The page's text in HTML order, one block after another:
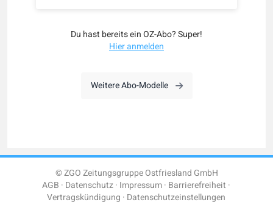
Du hast bereits ein OZ-Abo? Super!
Hier anmelden
Weitere Abo-Modelle
© ZGO Zeitungsgruppe Ostfriesland GmbH
AGB Datenschutz Impressum Barrierefreiheit
Vertragskündigung Datenschutzeinstellungen